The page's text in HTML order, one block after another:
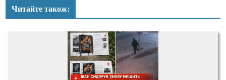
Читайте також: